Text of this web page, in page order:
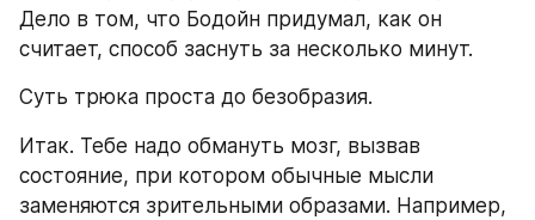
Дело в том, что Бодойн придумал, как он
считает, способ заснуть за несколько минут.
Суть трюка проста до безобразия.
Итак. Тебе надо обмануть мозг, вызвав
состояние, при котором обычные мысли
заменяются зрительными образами. Например,